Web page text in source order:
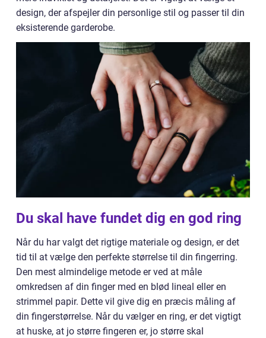
design, der afspejler din personlige stil og passer til din
eksisterende garderobe.
Du skal have fundet dig en god ring
Når du har valgt det rigtige materiale og design, er det
tid til at vælge den perfekte størrelse til din fingerring.
Den mest almindelige metode er ved at måle
omkredsen af din finger med en blød lineal eller en
strimmel papir. Dette vil give dig en præcis måling af
din fingerstørrelse. Når du vælger en ring, er det vigtigt
at huske, at jo større fingeren er, jo større skal